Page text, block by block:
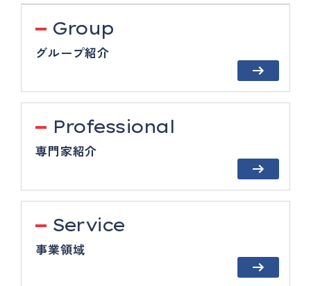
Group
グループ紹介
Professional
専門家紹介
Service
事業領域